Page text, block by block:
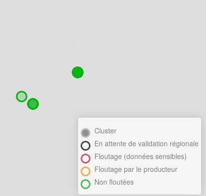
Cluster
En attente de validation régionale
Floutage (données sensibles)
Floutage par le producteur
Non floutées